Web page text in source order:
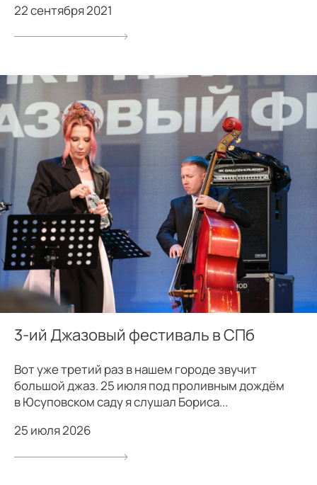
22 сентября 2021
3-ий Джазовый фестиваль в СПб
Вот уже третий раз в нашем городе звучит
большой джаз. 25 июля под проливным дождём
в Юсуповском саду я слушал Бориса...
25 июля 2026